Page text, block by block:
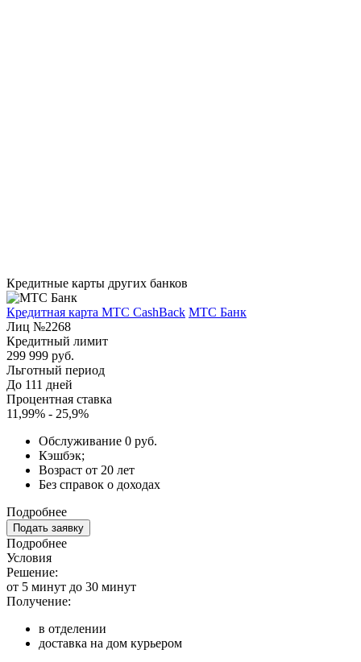
Кредитные карты других банков
Кредитная карта МТС CashBack МТС Банк
Лиц №2268
Кредитный лимит
299 999 руб.
Льготный период
До 111 дней
Процентная ставка
11,99% - 25,9%
Обслуживание 0 руб.
Кэшбэк;
Возраст от 20 лет
Без справок о доходах
Подробнее
Подать заявку
Подробнее
Условия
Решение:
от 5 минут до 30 минут
Получение:
в отделении
доставка на дом курьером